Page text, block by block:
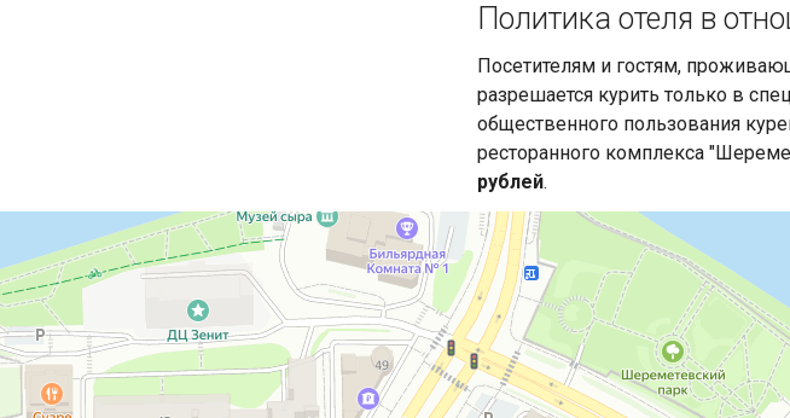
Политика отеля в
Посетителям и гостям,
разрешается курить только в
общественного пользования
ресторанного комплекса
рублей.